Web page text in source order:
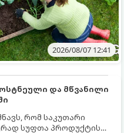
2026/08/07 12:41
და მწვანილი
რომ საკუთარი
სუფთა პროდუქტის